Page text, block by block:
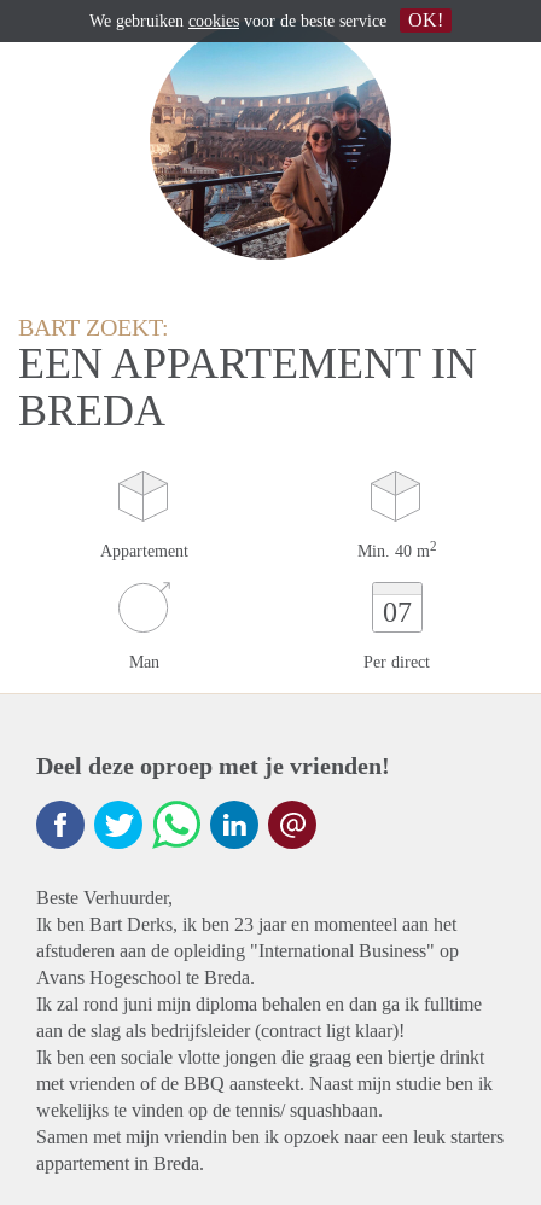
BART ZOEKT:
EEN APPARTEMENT IN
BREDA
Appartement Min. 40 m2
Man
07
Per direct
Deel deze oproep met je vrienden!
Beste Verhuurder,
Ik ben Bart Derks, ik ben 23 jaar en momenteel aan het
afstuderen aan de opleiding "International Business" op
Avans Hogeschool te Breda.
Ik zal rond juni mijn diploma behalen en dan ga ik fulltime
aan de slag als bedrijfsleider (contract ligt klaar)!
Ik ben een sociale vlotte jongen die graag een biertje drinkt
met vrienden of de BBQ aansteekt. Naast mijn studie ben ik
wekelijks te vinden op de tennis/ squashbaan.
Samen met mijn vriendin ben ik opzoek naar een leuk starters
appartement in Breda.
We gebruiken cookies voor de beste service OK!